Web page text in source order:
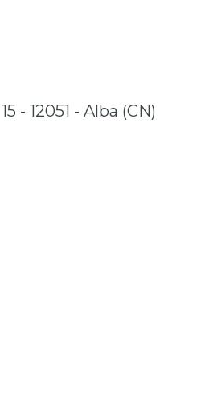
- 12051 - Alba (CN)